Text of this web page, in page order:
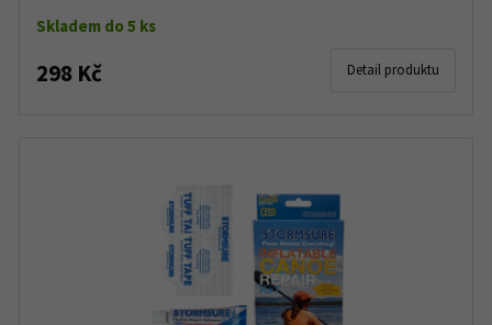
Skladem do 5 ks
298 Kč Detail produktu